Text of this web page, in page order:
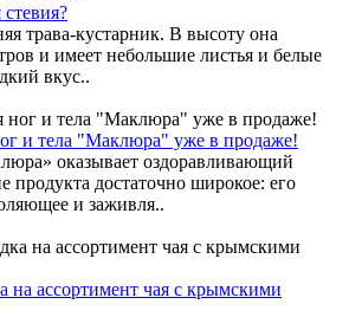
трава-кустарник. В высоту она
и имеет небольшие листья и белые
вкус..
и тела "Маклюра" уже в продаже!
оказывает оздоравливающий
продукта достаточно широкое: его
и заживля..
на ассортимент чая с крымскими